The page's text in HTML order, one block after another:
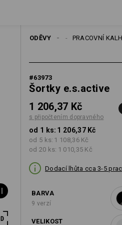
ODĚVY PRACOVNÍ
MUŽI
#63973
Šortky e.s.active
1 206,37 Kč
s připočtením dopravného
od 1 ks: 1 206,37 Kč
od 5 ks: 1 108,36 Kč
od 20 ks: 1 010,35 Kč
Dodací lhůta cca 3-5
BARVA
9 verzí
VELIKOST